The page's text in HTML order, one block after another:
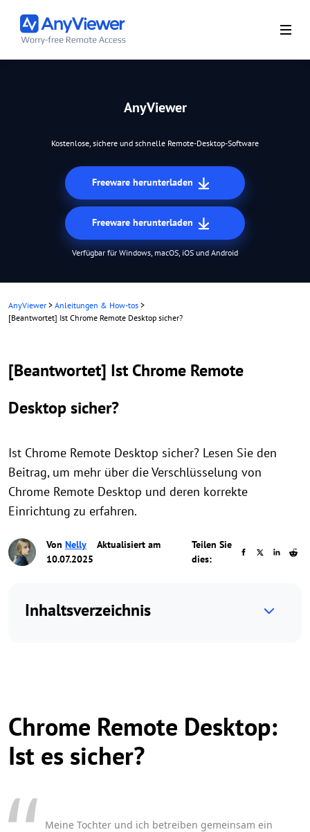
AnyViewer
Kostenlose, sichere und schnelle Remote-Desktop-Software
Freeware herunterladen
Freeware herunterladen
Verfügbar für Windows, macOS, iOS und Android
AnyViewer > Anleitungen & How-tos >
[Beantwortet] Ist Chrome Remote Desktop sicher?
[Beantwortet] Ist Chrome Remote
Desktop sicher?
Ist Chrome Remote Desktop sicher? Lesen Sie den
Beitrag, um mehr über die Verschlüsselung von
Chrome Remote Desktop und deren korrekte
Einrichtung zu erfahren.
Von Nelly
Aktualisiert am
10.07.2025
Teilen Sie
dies:
Inhaltsverzeichnis
Chrome Remote Desktop:
Ist es sicher?
Meine Tochter und ich betreiben gemeinsam ein